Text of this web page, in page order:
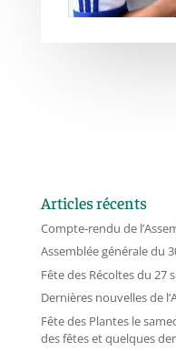
Articles récents
Compte-rendu de
Assemblée générale du
Fête des Récoltes du 27
Dernières nouvelles de
Fête des Plantes le
des fêtes et quelques